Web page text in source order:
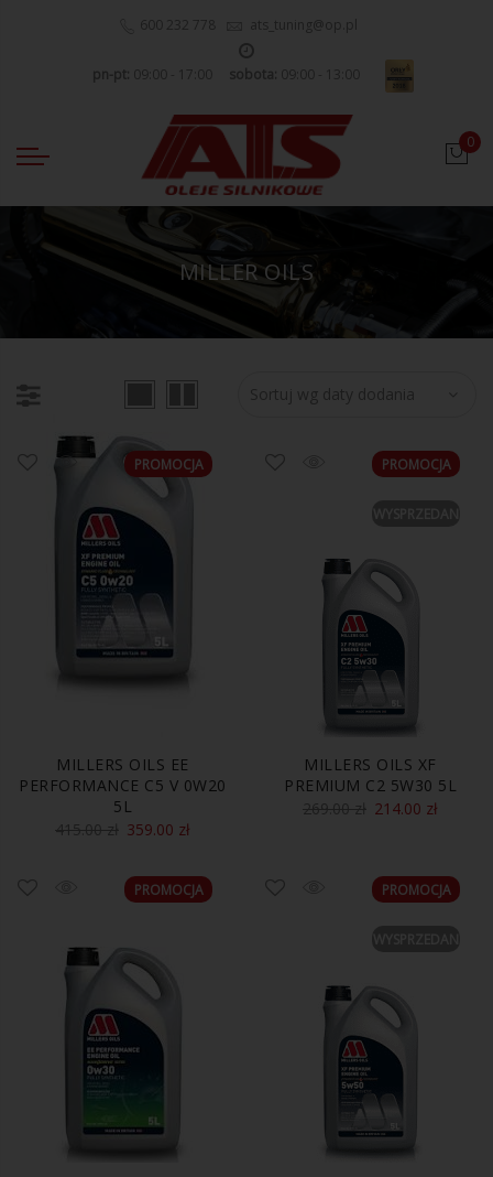
600 232 778 ats_tuning@op.pl
pn-pt: 09:00 - 17:00 sobota: 09:00 - 13:00
0
MILLER OILS
PROMOCJA
MILLERS OILS EE
PERFORMANCE C5 V 0W20
5L
415.00zł 359.00 zł
PROMOCJA
MILLERS OILS XF
PREMIUM C2 5W30 5L
269.00zł 214.00 zł
PROMOCJA PROMOCJA